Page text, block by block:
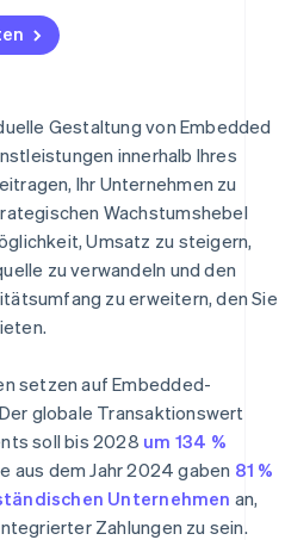
Gestaltung von Embedded
innerhalb Ihres
Ihr Unternehmen zu
Wachstumshebel
Umsatz zu steigern,
zu verwandeln und den
zu erweitern, den Sie
setzen auf Embedded-
globale Transaktionswert
soll bis 2028 um 134 %
aus dem Jahr 2024 gaben 81 %
Unternehmen an,
Zahlungen zu sein.